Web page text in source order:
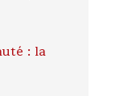
: la